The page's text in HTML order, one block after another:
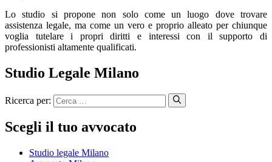
Lo studio si propone non solo come un luogo dove trovare
assistenza legale, ma come un vero e proprio alleato per chiunque
voglia tutelare i propri diritti e interessi con il supporto di
professionisti altamente qualificati.
Studio Legale Milano
Ricerca per:
Scegli il tuo avvocato
Studio legale Milano